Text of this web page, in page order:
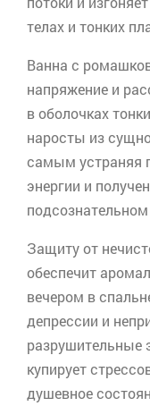
телах и тонких
Ванна с
напряжение и
в оболочках
наросты из
самым устраняя
энергии и
Защиту от
обеспечит
вечером в
депрессии и
разрушительные
купирует
душевное